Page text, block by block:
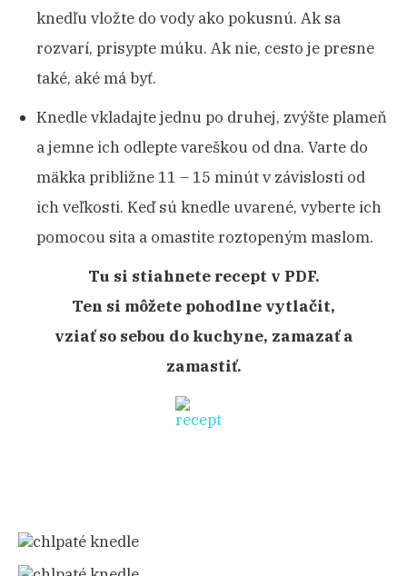
knedľu vložte do vody ako pokusnú. Ak sa
rozvarí, prisypte múku. Ak nie, cesto je presne
také, aké má byť.
Knedle vkladajte jednu po druhej, zvýšte plameň
a jemne ich odlepte vareškou od dna. Varte do
mäkka približne 11 – 15 minút v závislosti od
ich veľkosti. Keď sú knedle uvarené, vyberte ich
pomocou sita a omastite roztopeným maslom.
Tu si stiahnete recept v PDF.
Ten si môžete pohodlne vytlačit,
vziať so sebou do kuchyne, zamazať a
zamastiť.